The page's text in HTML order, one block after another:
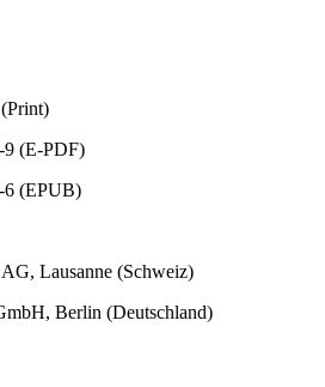
9 (E-PDF)
6 (EPUB)
Lausanne (Schweiz)
Berlin (Deutschland)